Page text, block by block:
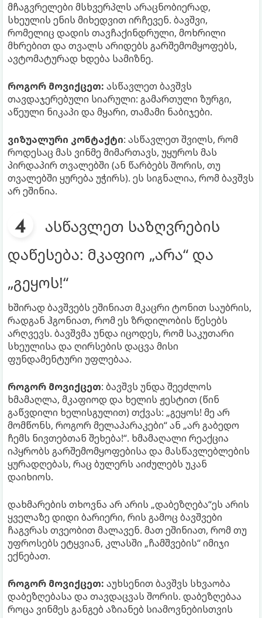
მჩაგვრელები მსხვერპლს არაცნობიერად,
სხეულის ენის მიხედვით ირჩევენ. ბავშვი,
რომელიც დადის თავჩაქინდრული, მოხრილი
მხრებით და თვალს არიდებს გარშემომყოფებს,
ავტომატურად ხდება სამიზნე.
როგორ მოვიქცეთ: ასწავლეთ ბავშვს
თავდაჯერებული სიარული: გამართული ზურგი,
აწეული ნიკაპი და მყარი, თამამი ნაბიჯები.
ვიზუალური კონტაქტი: ასწავლეთ შვილს, რომ
როდესაც მას ვინმე მიმართავს, უყუროს მას
პირდაპირ თვალებში (ან წარბებს შორის, თუ
თვალებში ყურება უჭირს). ეს სიგნალია, რომ ბავშვს
არ ეშინია.
ასწავლეთ საზღვრების
დაწესება: მკაფიო „არა“ და
„გეყოს!“
ხშირად ბავშვებს ეშინიათ მკაცრი ტონით საუბრის,
რადგან ჰგონიათ, რომ ეს ზრდილობის წესებს
არღვევს. ბავშვმა უნდა იცოდეს, რომ საკუთარი
სხეულისა და ღირსების დაცვა მისი
ფუნდამენტური უფლებაა.
როგორ მოვიქცეთ: ბავშვს უნდა შეეძლოს
ხმამაღლა, მკაფიოდ და ხელის ჟესტით (წინ
გაწვდილი ხელისგულით) თქვას: „გეყოს! მე არ
მომწონს, როგორ მელაპარაკები“ ან „არ გაბედო
ჩემს ნივთებთან შეხება!“. ხმამაღალი რეაქცია
იპყრობს გარშემომყოფებისა და მასწავლებლების
ყურადღებას, რაც ბულერს აიძულებს უკან
დაიხიოს.
დახმარების თხოვნა არ არის „დაბეზღება“ეს არის
ყველაზე დიდი ბარიერი, რის გამოც ბავშვები
ჩაგვრას თვეობით მალავენ. მათ ეშინიათ, რომ თუ
უფროსებს ეტყვიან, კლასში „ჩამშვების“ იმიჯი
ექნებათ.
როგორ მოვიქცეთ: აუხსენით ბავშვს სხვაობა
დაბეზღებასა და თავდაცვას შორის. დაბეზღებაა
როცა ვინმეს განგებ აზიანებ სიამოვნებისთვის